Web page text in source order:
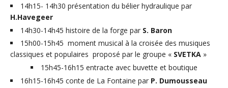
14h15- 14h30 présentation du bélier hydraulique par
H.Havegeer
14h30-14h45 histoire de la forge par S. Baron
15h00-15h45 moment musical à la croisée des musiques
classiques et populaires proposé par le groupe « SVETKA »
15h45-16h15 entracte avec buvette et boutique
16h15-16h45 conte de La Fontaine par P. Dumousseau